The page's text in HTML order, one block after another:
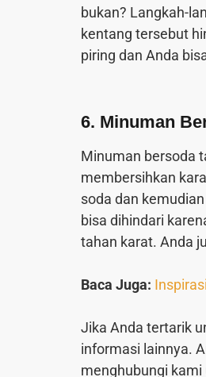
bukan? Langkah-
kentang tersebut
piring dan Anda
6. Minuman
Minuman bersoda
membersihkan
soda dan
bisa dihindari
tahan karat. Anda
Baca Juga:
Jika Anda tertarik
informasi lainnya.
menghubungi